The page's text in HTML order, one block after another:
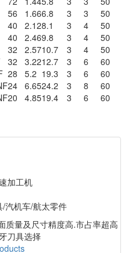
56 1.666.8 3 3
50
40 2.128.1 3 4
50
40 2.469.8 3 4
50
32 2.5710.7 3 4
50
32 3.2212.7 3 6
60
28 5.2 19.3 3 6
60
24 6.6524.2 3 8
60
20 4.8519.4 3 6 60
加工机
/汽机车/航太零件
质量及尺寸精度高.市占率超高
刀具选择